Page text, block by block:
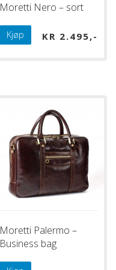
Moretti Nero – sort
KR 2.495
Kjøp
Moretti Palermo –
Business bag